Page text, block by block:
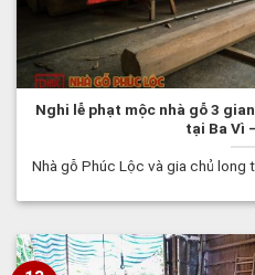
Nghi lễ phạt mộc nhà gỗ 3
tại Ba Vì
Nhà gỗ Phúc Lộc và gia chủ